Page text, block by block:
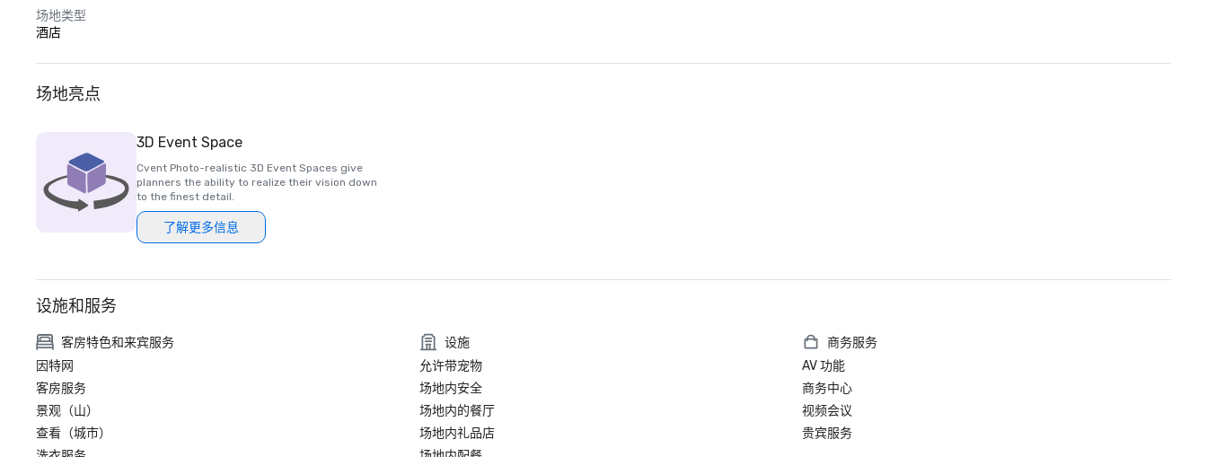
场地类型
酒店
场地亮点
3D Event Space
Cvent Photo-realistic 3D Event Spaces give
planners the ability to realize their vision down
to the finest detail.
了解更多信息
设施和服务
客房特色和来宾服务
因特网
客房服务
景观（山）
查看（城市）
设施
允许带宠物
场地内安全
场地内的餐厅
场地内礼品店
商务服务
AV 功能
商务中心
视频会议
贵宾服务